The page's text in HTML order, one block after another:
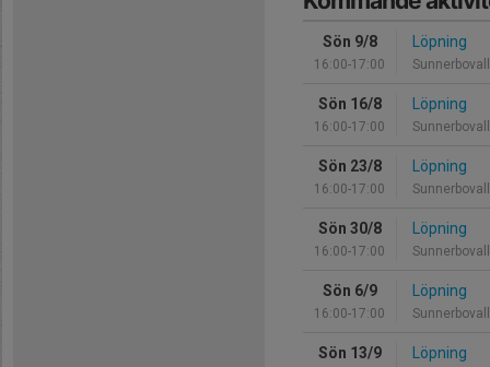
Sön 9/8
16:00-17:00
Löpning
Sön 16/8
16:00-17:00
Löpning
Sön 23/8
16:00-17:00
Löpning
Sön 30/8
16:00-17:00
Löpning
Sön 6/9
16:00-17:00
Löpning
Sön 13/9 Löpning